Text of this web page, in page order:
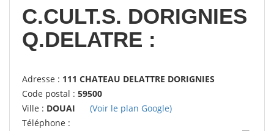
C.CULT.S. DORIGNIES
Q.DELATRE :
Adresse : 111 CHATEAU DELATTRE DORIGNIES
Code postal : 59500
Ville : DOUAI
(Voir le plan Google)
Téléphone :